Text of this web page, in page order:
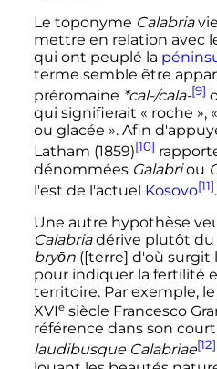
Le toponyme Calabria
mettre en relation avec
qui ont peuplé la
terme semble être
préromaine *cal-/cala-[9]
qui signifierait « roche », «
ou glacée ». Afin
Latham (1859)[10]
dénommées Galabriou
l'est de l'actuel Kosovo[11].
Une autre hypothèse
Calabriadérive plutôt du
bryōn([terre] d'où surgit
pour indiquer la fertilité
territoire. Par exemple,
XVIe siècle Francesco
référence dans son
laudibusque Calabriae[12]